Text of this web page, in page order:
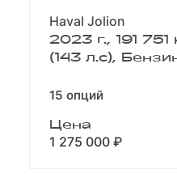
Haval Jolion
2023 г., 191
(143 л.с),
15 опций
Цена
1 275 000 ₽